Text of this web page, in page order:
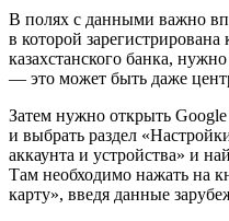
В полях с данными важно
в которой
казахстанского банка,
— это может быть даже
Затем нужно открыть
и выбрать раздел
аккаунта и устройства» и
Там необходимо нажать на
карту», введя данные